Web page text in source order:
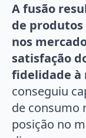
A fusão
de
nos
satisfação
fidelidade à
conseguiu
de consumo
posição no